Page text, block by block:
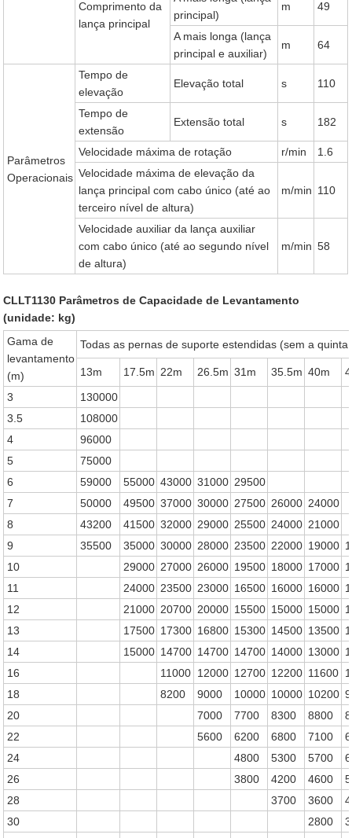
Comprimento da
lança principal
principal)
m 49
A mais longa (lança
principal e auxiliar)
m 64
Parâmetros
Operacionais
Tempo de
elevação
Elevação total s 110
Tempo de
extensão
Extensão total s 182
Velocidade máxima de rotação r/min
1.6
Velocidade máxima de elevação da
lança principal com cabo único (até ao
terceiro nível de altura)
m/min 110
Velocidade auxiliar da lança auxiliar
com cabo único (até ao segundo nível
de altura)
m/min 58
CLLT1130 Parâmetros de Capacidade de Levantamento
(unidade: kg)
Gama de
levantamento
(m)
Todas as pernas de suporte estendidas (sem a quinta
13m 17.5m 22m 26.5m 31m 35.5m 40m
3
130000
3.5
108000
4
96000
5
75000
6
59000 55000 43000 31000 29500
7
50000 49500 37000 30000 27500 26000 24000
8
43200 41500 32000 29000 25500 24000 21000
9
35500 35000 30000 28000 23500 22000 19000
10
29000 27000 26000 19500 18000 17000
11
24000 23500 23000 16500 16000 16000
12
21000 20700 20000 15500 15000 15000
13
17500 17300 16800 15300 14500 13500
14
15000 14700 14700 14700 14000 13000
16
11000 12000 12700 12200 11600
18
8200 9000 10000 10000 10200
20
7000 7700 8300 8800
22
5600 6200 6800 7100
24
4800 5300 5700
26
3800 4200 4600
28
3700 3600
30
2800